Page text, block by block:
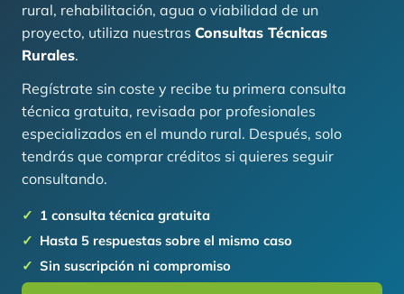
rural, rehabilitación, agua o viabilidad de un
proyecto, utiliza nuestras Consultas Técnicas
Rurales.
Regístrate sin coste y recibe tu primera consulta
técnica gratuita, revisada por profesionales
especializados en el mundo rural. Después, solo
tendrás que comprar créditos si quieres seguir
consultando.
1 consulta técnica gratuita
Hasta 5 respuestas sobre el mismo caso
Sin suscripción ni compromiso